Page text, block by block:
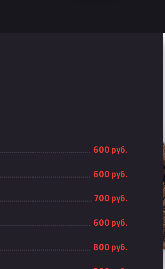
600 руб.
600 руб.
700 руб.
600 руб.
800 руб.